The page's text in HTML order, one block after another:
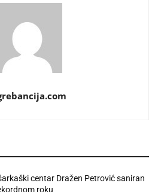
centar Dražen Petrović saniran
roku